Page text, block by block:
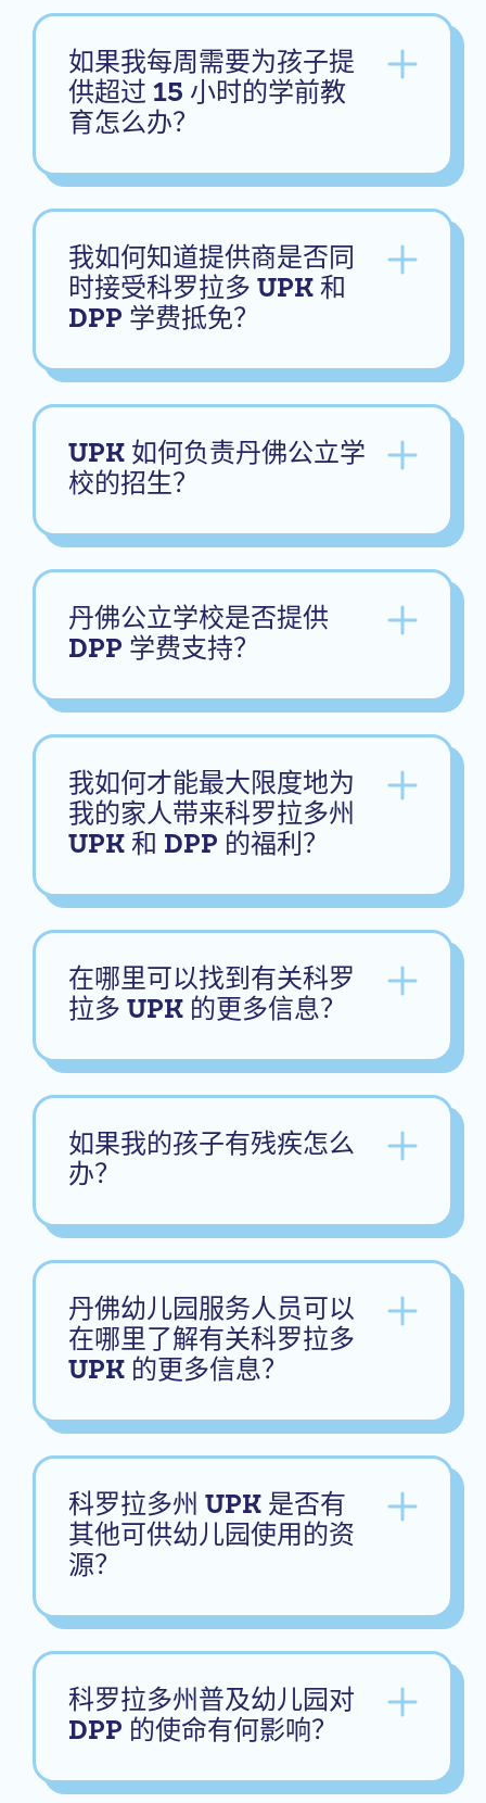
如果我每周需要为孩子提
供超过 15 小时的学前教
育怎么办？
我如何知道提供商是否同
时接受科罗拉多 UPK 和
DPP 学费抵免？
UPK 如何负责丹佛公立学
校的招生？
丹佛公立学校是否提供
DPP 学费支持？
我如何才能最大限度地为
我的家人带来科罗拉多州
UPK 和 DPP 的福利？
在哪里可以找到有关科罗
拉多 UPK 的更多信息？
如果我的孩子有残疾怎么
办？
丹佛幼儿园服务人员可以
在哪里了解有关科罗拉多
UPK 的更多信息？
科罗拉多州 UPK 是否有
其他可供幼儿园使用的资
源？
科罗拉多州普及幼儿园对
DPP 的使命有何影响？